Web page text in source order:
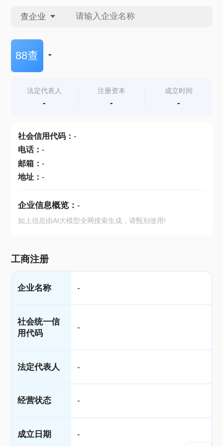
查企业
查企业
查产地
88查 -
法定代表人
-
注册资本
-
成立时间
-
社会信用代码： -
电话： -
邮箱： -
地址： -
企业信息概览： -
如上信息由AI大模型全网搜索生成，请甄别使用!
工商注册
企业名称 -
社会统一信
用代码
-
法定代表人 -
经营状态 -
成立日期 -